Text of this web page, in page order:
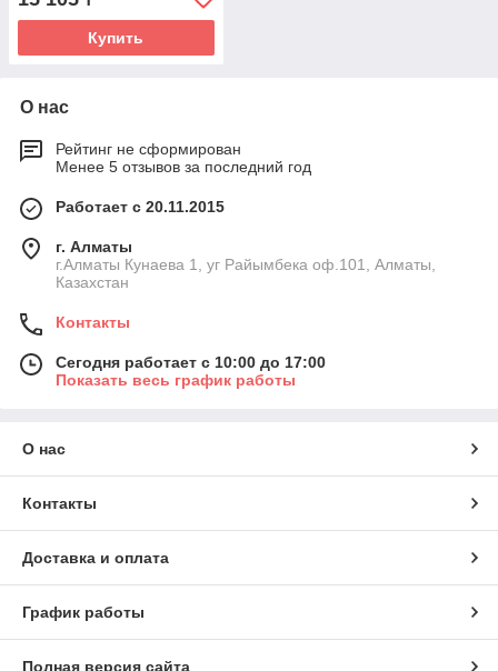
Купить
О нас
Рейтинг не сформирован
Менее 5 отзывов за последний год
Работает с 20.11.2015
г. Алматы
г.Алматы Кунаева 1, уг Райымбека оф.101, Алматы,
Казахстан
Контакты
Сегодня работает с 10:00 до 17:00
Показать весь график работы
О нас
Контакты
Доставка и оплата
График работы
Полная версия сайта